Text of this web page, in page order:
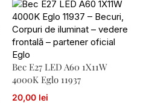
Bec E27 LED A60 1X11W
4000K Eglo 11937
20,00 lei